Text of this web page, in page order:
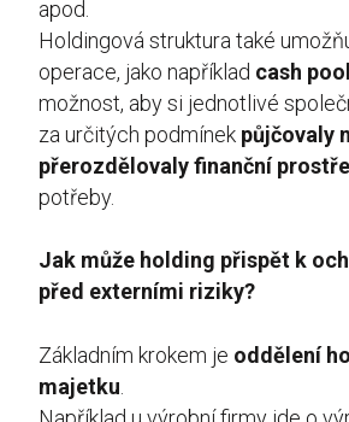
apod.
Holdingová struktura také
operace, jako například cash
možnost, aby si jednotlivé
za určitých podmínek půjčovaly
přerozdělovaly finanční
potřeby.
Jak může holding přispět k
před externími riziky?
Základním krokem je oddělení
majetku